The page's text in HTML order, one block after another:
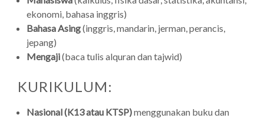
ekonomi, bahasa inggris)
Bahasa Asing(inggris, mandarin, jerman, perancis,
jepang)
Mengaji(baca tulis alquran dan tajwid)
KURIKULUM:
Nasional (K13 atau KTSP)menggunakan buku dan